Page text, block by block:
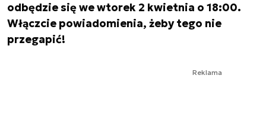
odbędzie się we wtorek 2 kwietnia o 18:00.
Włączcie powiadomienia, żeby tego nie
przegapić!
Reklama